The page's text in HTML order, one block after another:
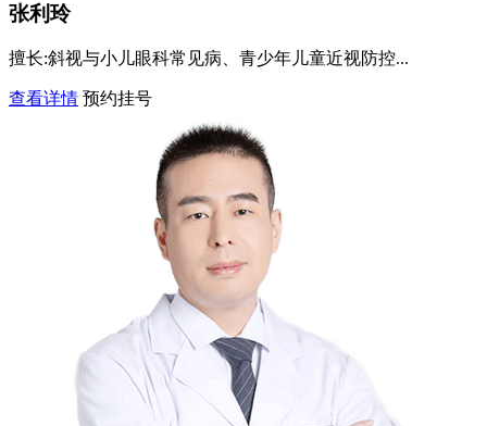
张利玲
擅长:斜视与小儿眼科常见病、青少年儿童近视防控...
查看详情 预约挂号